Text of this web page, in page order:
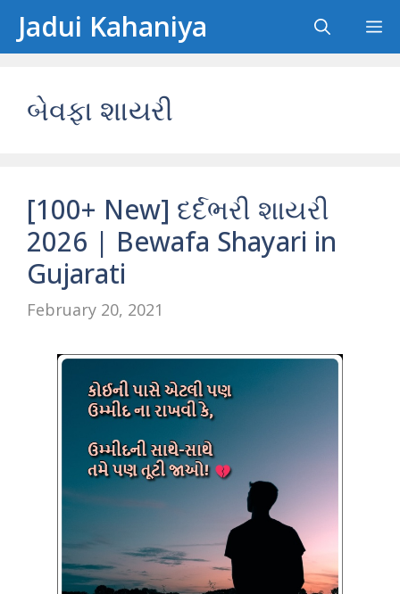
SkipJadui Kahaniya
બેવફા શાયરી
[100+ New] દર્દભરી શાયરી
2026 | Bewafa Shayari in
Gujarati
February 20, 2021